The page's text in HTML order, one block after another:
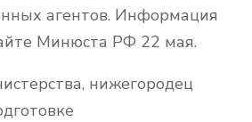
агентов. Информация
Минюста РФ 22 мая.
нижегородец